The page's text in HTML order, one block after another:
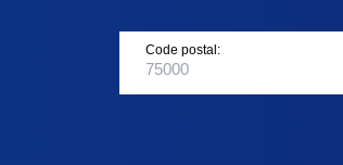
Code postal: